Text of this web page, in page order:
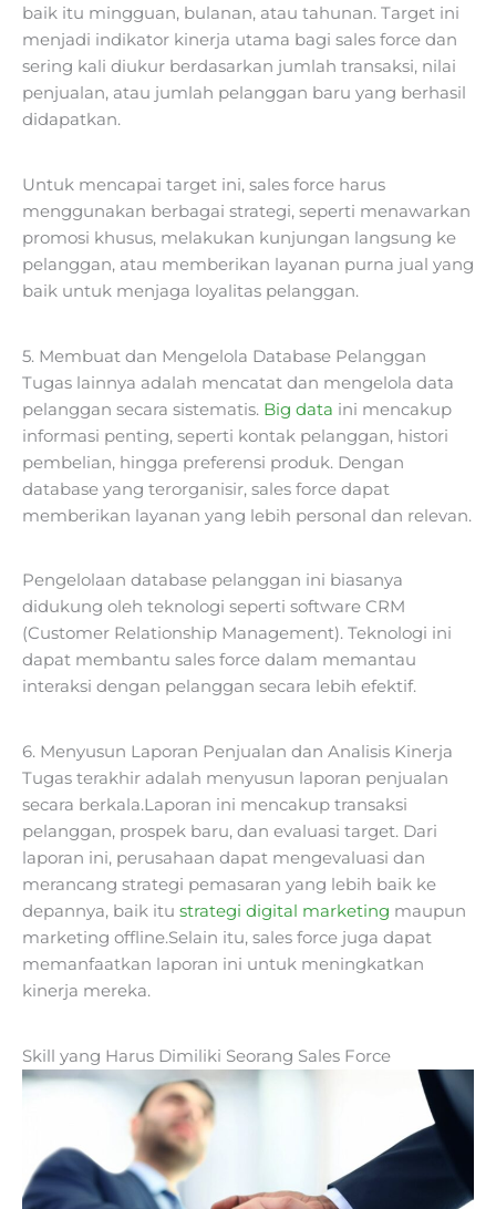
baik itu mingguan, bulanan, atau tahunan. Target ini
menjadi indikator kinerja utama bagi sales force dan
sering kali diukur berdasarkan jumlah transaksi, nilai
penjualan, atau jumlah pelanggan baru yang berhasil
didapatkan.
Untuk mencapai target ini, sales force harus
menggunakan berbagai strategi, seperti menawarkan
promosi khusus, melakukan kunjungan langsung ke
pelanggan, atau memberikan layanan purna jual yang
baik untuk menjaga loyalitas pelanggan.
5. Membuat dan Mengelola Database Pelanggan
Tugas lainnya adalah mencatat dan mengelola data
pelanggan secara sistematis. Big data ini mencakup
informasi penting, seperti kontak pelanggan, histori
pembelian, hingga preferensi produk. Dengan
database yang terorganisir, sales force dapat
memberikan layanan yang lebih personal dan relevan.
Pengelolaan database pelanggan ini biasanya
didukung oleh teknologi seperti software CRM
(Customer Relationship Management). Teknologi ini
dapat membantu sales force dalam memantau
interaksi dengan pelanggan secara lebih efektif.
6. Menyusun Laporan Penjualan dan Analisis Kinerja
Tugas terakhir adalah menyusun laporan penjualan
secara berkala.Laporan ini mencakup transaksi
pelanggan, prospek baru, dan evaluasi target. Dari
laporan ini, perusahaan dapat mengevaluasi dan
merancang strategi pemasaran yang lebih baik ke
depannya, baik itu strategi digital marketing maupun
marketing offline.Selain itu, sales force juga dapat
memanfaatkan laporan ini untuk meningkatkan
kinerja mereka.
Skill yang Harus Dimiliki Seorang Sales Force